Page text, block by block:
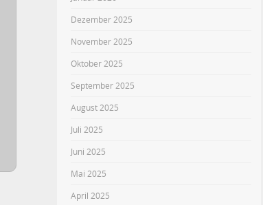
Dezember 2025
November 2025
Oktober 2025
September 2025
August 2025
Juli 2025
Juni 2025
Mai 2025
April 2025